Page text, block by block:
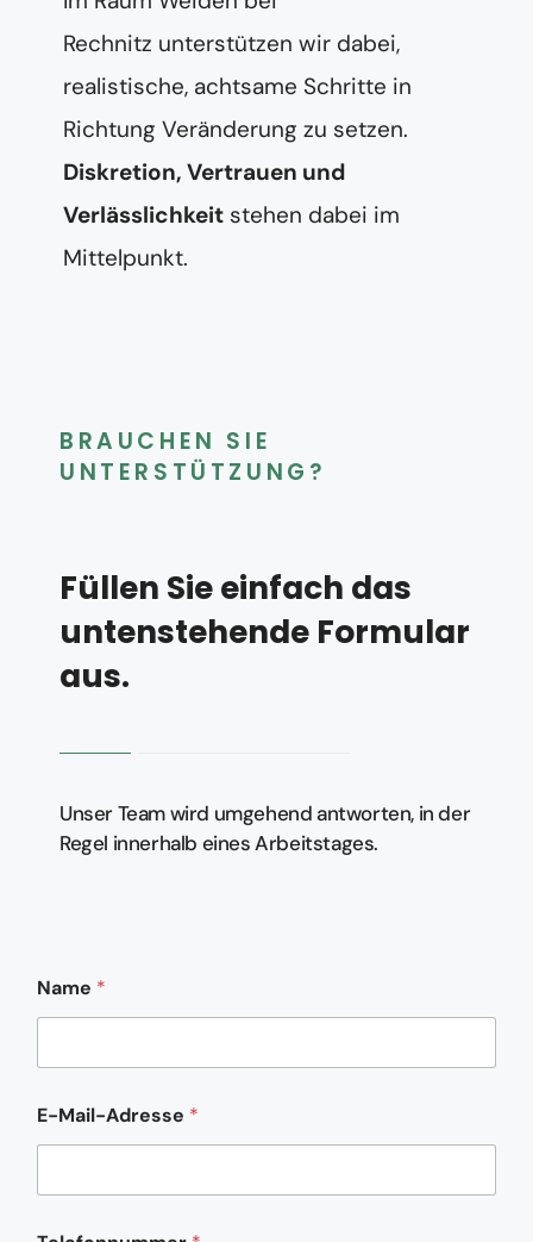
Rechnitz unterstützen wir dabei,
realistische, achtsame Schritte in
Richtung Veränderung zu setzen.
Diskretion, Vertrauen und
Verlässlichkeit stehen dabei im
Mittelpunkt.
BRAUCHEN SIE
UNTERSTÜTZUNG?
Füllen Sie einfach das
untenstehende Formular
aus.
Unser Team wird umgehend antworten, in der
Regel innerhalb eines Arbeitstages.
Name *
E-Mail-Adresse *